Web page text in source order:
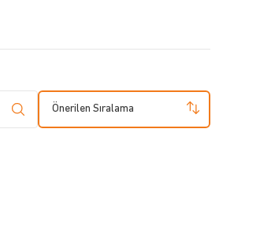
Önerilen Sıralama